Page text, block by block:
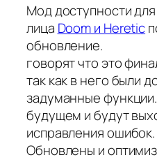
Мод доступности
лица Doom и Heretic
обновление.
говорят что это
так как в него были
задуманные
будущем и будут
исправления ошибок.
Обновлены и